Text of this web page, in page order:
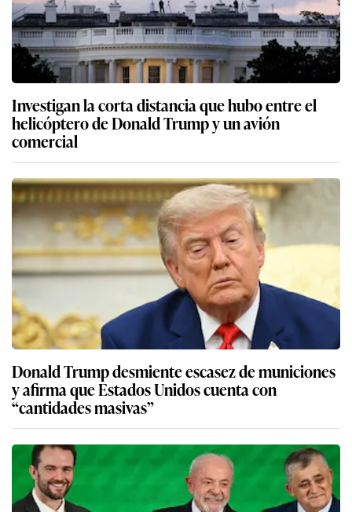
Investigan la corta distancia que hubo entre el
helicóptero de Donald Trump y un avión
comercial
Donald Trump desmiente escasez de municiones
y afirma que Estados Unidos cuenta con
“cantidades masivas”